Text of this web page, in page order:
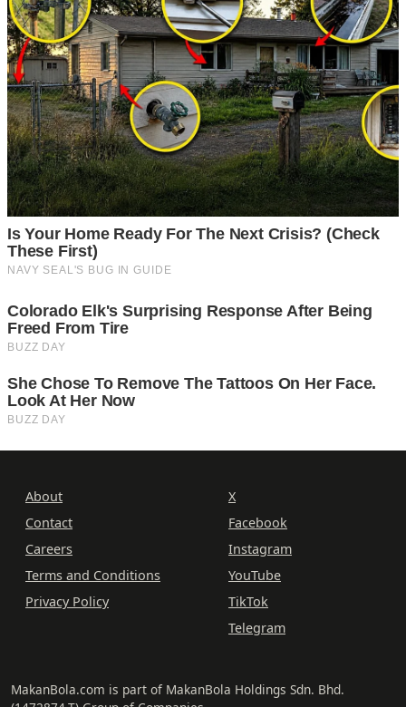
About
Contact
Careers
Terms and Conditions
Privacy Policy
X
Facebook
Instagram
YouTube
TikTok
Telegram
MakanBola.com is part of MakanBola Holdings Sdn. Bhd.